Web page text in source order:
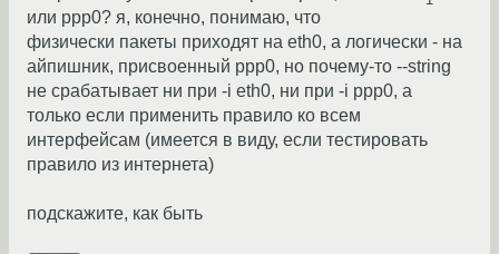
или ppp0? я, конечно, понимаю, что
физически пакеты приходят на eth0, а логически - на
айпишник, присвоенный ррр0, но почему-то --string
не срабатывает ни при -i eth0, ни при -i ppp0, а
только если применить правило ко всем
интерфейсам (имеется в виду, если тестировать
правило из интернета)
подскажите, как быть